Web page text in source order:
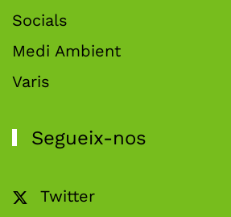
Socials
Medi Ambient
Varis
Segueix-nos
Twitter